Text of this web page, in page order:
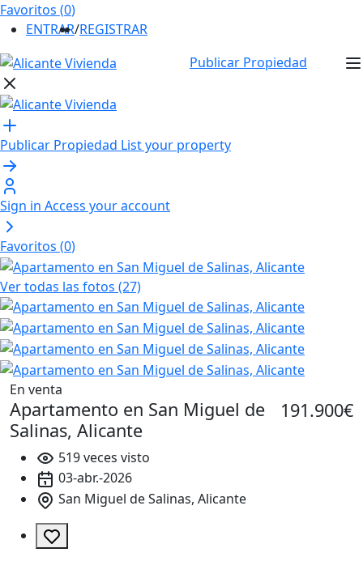
Favoritos (0)
ENTRAR/REGISTRAR
Publicar Propiedad
Publicar Propiedad List your property
Sign in Access your account
Favoritos (0)
Ver todas las fotos (27)
En venta
Apartamento en San Miguel de
Salinas, Alicante
191.900€
519 veces visto
03-abr.-2026
San Miguel de Salinas, Alicante